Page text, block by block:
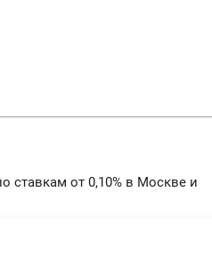
ставкам от 0,10% в Москве и